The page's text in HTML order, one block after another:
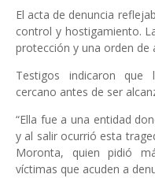
El acta de denuncia
control y hostigamiento.
protección y una orden de
Testigos indicaron
cercano antes de ser
“Ella fue a una entidad
y al salir ocurrió esta
Moronta, quien pidió
víctimas que acuden a